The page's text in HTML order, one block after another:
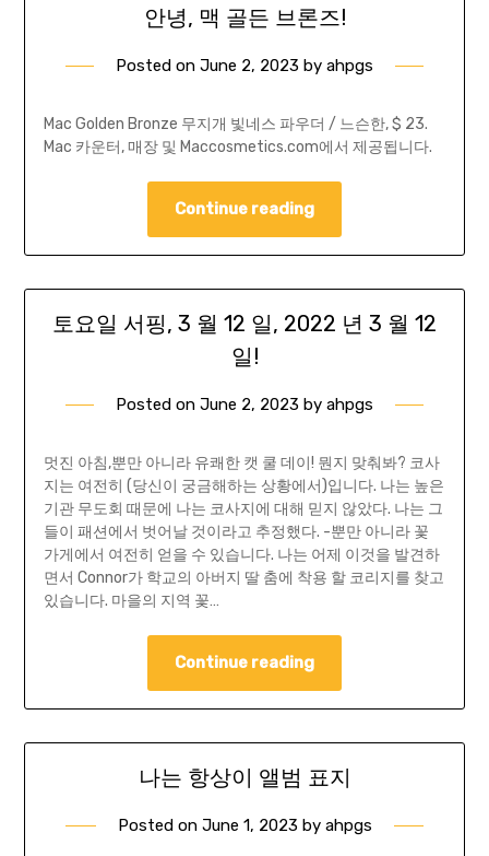
안녕, 맥 골든 브론즈!
Posted on June 2, 2023 by ahpgs
Mac Golden Bronze 무지개 빛네스 파우더 / 느슨한, $ 23.
Mac 카운터, 매장 및 Maccosmetics.com에서 제공됩니다.
Continue reading
토요일 서핑, 3 월 12 일, 2022 년 3 월 12
일!
Posted on June 2, 2023 by ahpgs
멋진 아침,뿐만 아니라 유쾌한 캣 쿨 데이! 뭔지 맞춰봐? 코사
지는 여전히 (당신이 궁금해하는 상황에서)입니다. 나는 높은
기관 무도회 때문에 나는 코사지에 대해 믿지 않았다. 나는 그
들이 패션에서 벗어날 것이라고 추정했다. -뿐만 아니라 꽃
가게에서 여전히 얻을 수 있습니다. 나는 어제 이것을 발견하
면서 Connor가 학교의 아버지 딸 춤에 착용 할 코리지를 찾고
있습니다. 마을의 지역 꽃…
Continue reading
나는 항상이 앨범 표지
Posted on June 1, 2023 by ahpgs